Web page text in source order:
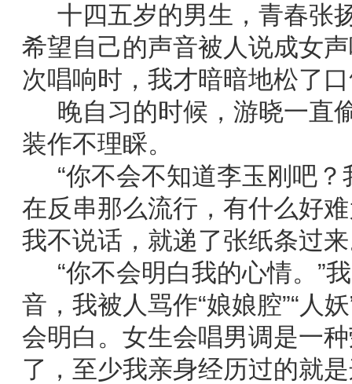
十四五岁的男生，青春张
希望自己的声音被人说成女
次唱响时，我才暗暗地松了
晚自习的时候，游晓一直
装作不理睬。
“你不会不知道李玉刚吧？
在反串那么流行，有什么好
我不说话，就递了张纸条过
“你不会明白我的心情。”
音，我被人骂作“娘娘腔”“人
会明白。女生会唱男调是一
了，至少我亲身经历过的就